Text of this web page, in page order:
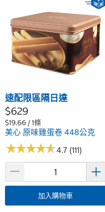
速配限區隔日達
$629
$19.66 / 1條
美心 原味雞蛋卷 448公克
★★★★★
★★★★★4.7 (111)
加入購物車